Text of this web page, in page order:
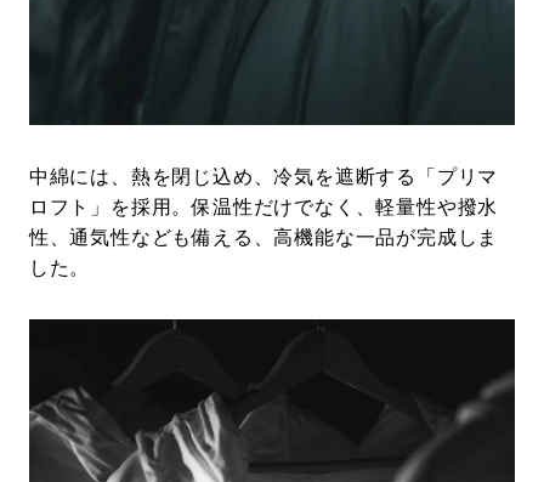
中綿には、熱を閉じ込め、冷気を遮断する「プリマ
ロフト」を採用。保温性だけでなく、軽量性や撥水
性、通気性なども備える、高機能な一品が完成しま
した。